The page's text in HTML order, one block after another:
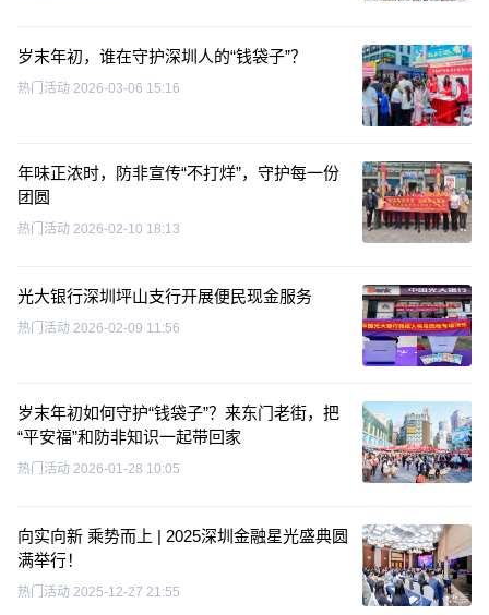
岁末年初，谁在守护深圳人的“钱袋子”？
热门活动 2026-03-06 15:16
年味正浓时，防非宣传“不打烊”，守护每一份
团圆
热门活动 2026-02-10 18:13
光大银行深圳坪山支行开展便民现金服务
热门活动 2026-02-09 11:56
岁末年初如何守护“钱袋子”？来东门老街，把
“平安福”和防非知识一起带回家
热门活动 2026-01-28 10:05
向实向新 乘势而上 | 2025深圳金融星光盛典圆
满举行！
热门活动 2025-12-27 21:55